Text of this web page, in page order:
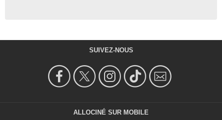
SUIVEZ-NOUS
ALLOCINÉ SUR MOBILE